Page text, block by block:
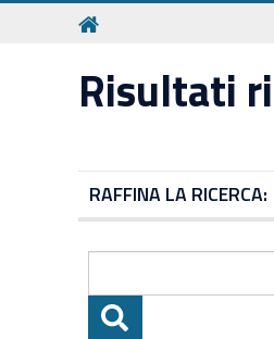
Risultati
RAFFINA LA RICERCA: